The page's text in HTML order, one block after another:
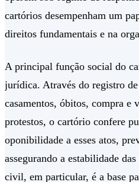
cartórios desempenham um
direitos fundamentais e na
A principal função social do
jurídica. Através do registro
casamentos, óbitos, compra e
protestos, o cartório confere
oponibilidade a esses atos,
assegurando a estabilidade
civil, em particular, é a base